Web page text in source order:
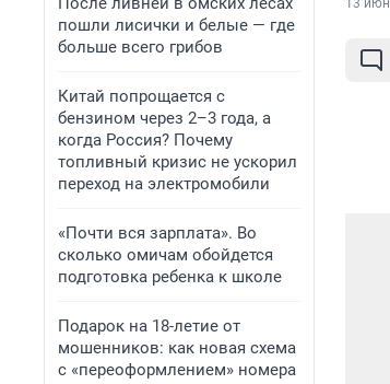
пошли лисички и белые — где
больше всего грибов
Китай попрощается с
бензином через 2–3 года, а
когда Россия? Почему
топливный кризис не ускорил
переход на электромобили
«Почти вся зарплата». Во
сколько омичам обойдется
подготовка ребенка к школе
Подарок на 18-летие от
мошенников: как новая схема
с «переоформлением» номера
13